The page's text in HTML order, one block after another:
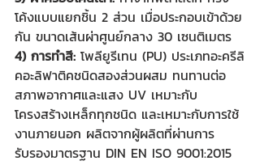
โค้งแบบแยกชิ้น 2 ส่วน เมื่อประกอบเข้าด้วย
กัน ขนาดเส้นผ่าศูนย์กลาง 30 เซนติเมตร
4) การทำสี: โพลียูรีเทน (PU) ประเภทอะครีลิ
คอะลิฟาติคชนิดสองส่วนผสม ทนทานต่อ
สภาพอากาศและแสง UV เหมาะกับ
โครงสร้างเหล็กทุกชนิด และเหมาะกับการใช้
งานภายนอก ผลิตจากผู้ผลิตที่ผ่านการ
รับรองมาตรฐาน DIN EN ISO 9001:2015